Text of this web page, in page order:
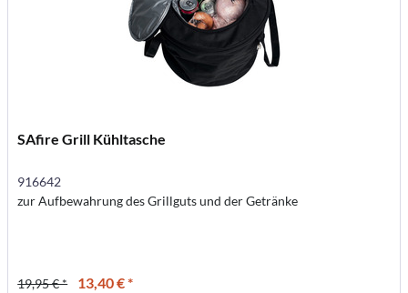
SAfire Grill Kühltasche
916642
zur Aufbewahrung des Grillguts und der Getränke
19,95 € * 13,40 € *